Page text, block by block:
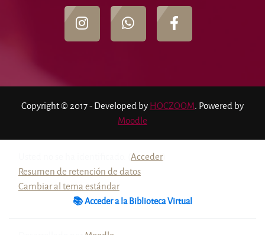
Copyright © 2017 - Developed byHOCZOOM. Powered by
Moodle
Acceder)
Resumen de retención de datos
Cambiar al tema estándar
📚 Acceder a la Biblioteca Virtual